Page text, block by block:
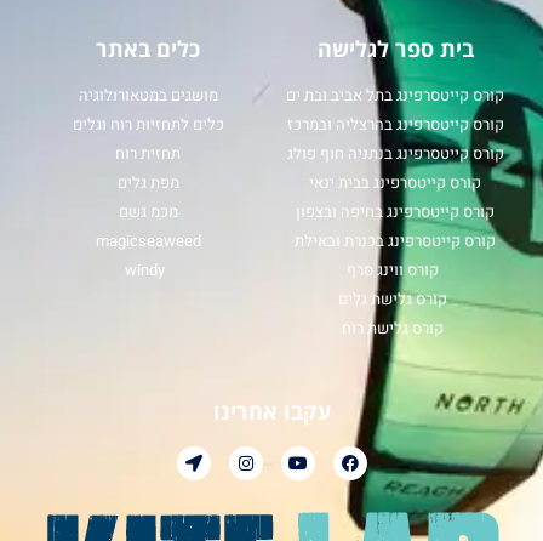
בית ספר לגלישה
קורס קייטסרפינג בתל אביב ובת ים
קורס קייטסרפינג בהרצליה ובמרכז
קורס קייטסרפינג בנתניה חוף פולג
קורס קייטסרפינג בבית ינאי
קורס קייטסרפינג בחיפה ובצפון
קורס קייטסרפינג בכנרת ובאילת
קורס ווינג סרף
קורס גלישת גלים
קורס גלישת רוח
כלים באתר
מושגים במטאורולוגיה
כלים לתחזיות רוח וגלים
תחזית רוח
מפת גלים
מכמ גשם
magicseaweed
windy
עקבו אחרינו